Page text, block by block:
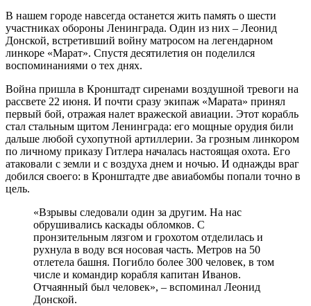
В нашем городе навсегда останется жить память о шести
участниках обороны Ленинграда. Один из них – Леонид
Донской, встретивший войну матросом на легендарном
линкоре «Марат». Спустя десятилетия он поделился
воспоминаниями о тех днях.
Война пришла в Кронштадт сиренами воздушной тревоги на
рассвете 22 июня. И почти сразу экипаж «Марата» принял
первый бой, отражая налет вражеской авиации. Этот корабль
стал стальным щитом Ленинграда: его мощные орудия били
дальше любой сухопутной артиллерии. За грозным линкором
по личному приказу Гитлера началась настоящая охота. Его
атаковали с земли и с воздуха днем и ночью. И однажды враг
добился своего: в Кронштадте две авиабомбы попали точно в
цель.
«Взрывы следовали один за другим. На нас
обрушивались каскады обломков. С
пронзительным лязгом и грохотом отделилась и
рухнула в воду вся носовая часть. Метров на 50
отлетела башня. Погибло более 300 человек, в том
числе и командир корабля капитан Иванов.
Отчаянный был человек», – вспоминал Леонид
Донской.